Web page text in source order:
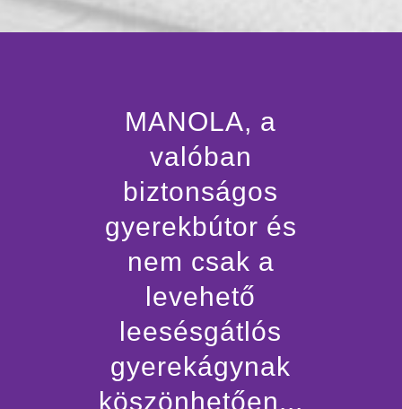
MANOLA, a
valóban
biztonságos
gyerekbútor és
nem csak a
levehető
leesésgátlós
gyerekágynak
köszönhetően...